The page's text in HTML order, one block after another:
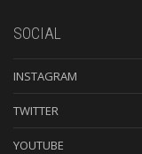
SOCIAL
INSTAGRAM
TWITTER
YOUTUBE